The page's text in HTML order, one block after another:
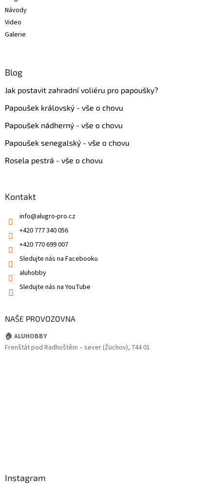
Návody
Video
Galerie
Blog
Jak postavit zahradní voliéru pro papoušky?
Papoušek královský - vše o chovu
Papoušek nádherný - vše o chovu
Papoušek senegalský - vše o chovu
Rosela pestrá - vše o chovu
Kontakt
info@alugro-pro.cz
+420 777 340 056
+420 770 699 007
Sledujte nás na Facebooku
aluhobby
Sledujte nás na YouTube
NAŠE PROVOZOVNA
🏠 ALUHOBBY
Frenštát pod Radhoštěm – sever (Žuchov), 744 01
Instagram